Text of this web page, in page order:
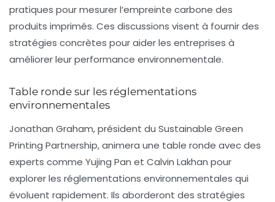
pratiques pourmesurer l’empreinte carbone des
produits imprimés. Ces discussions visent à fournir des
stratégies concrètes pour aider les entreprises à
améliorer leur performance environnementale.
Table ronde sur les réglementations
environnementales
Jonathan Graham, président du Sustainable Green
Printing Partnership, animera une table ronde avec des
experts comme Yujing Pan et Calvin Lakhan pour
explorer les réglementations environnementales qui
évoluent rapidement. Ils aborderont des stratégies